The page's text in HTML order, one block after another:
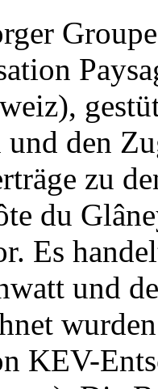
den
zu
du
Es
und
KEV-